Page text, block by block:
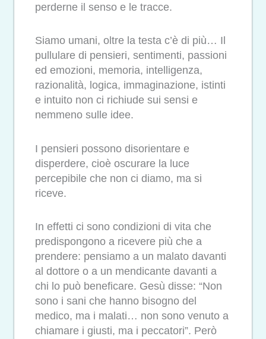
perderne il senso e le tracce.
Siamo umani, oltre la testa c’è di più… Il
pullulare di pensieri, sentimenti, passioni
ed emozioni, memoria, intelligenza,
razionalità, logica, immaginazione, istinti
e intuito non ci richiude sui sensi e
nemmeno sulle idee.
I pensieri possono disorientare e
disperdere, cioè oscurare la luce
percepibile che non ci diamo, ma si
riceve.
In effetti ci sono condizioni di vita che
predispongono a ricevere più che a
prendere: pensiamo a un malato davanti
al dottore o a un mendicante davanti a
chi lo può beneficare. Gesù disse: “Non
sono i sani che hanno bisogno del
medico, ma i malati… non sono venuto a
chiamare i giusti, ma i peccatori”. Però